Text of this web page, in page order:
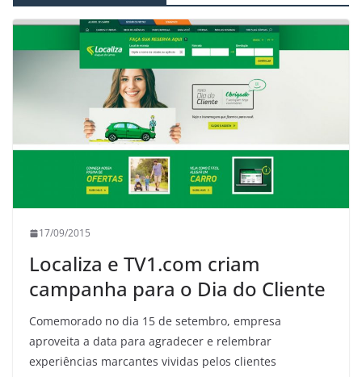
17/09/2015
Localiza e TV1.com criam
campanha para o Dia do Cliente
Comemorado no dia 15 de setembro, empresa
aproveita a data para agradecer e relembrar
experiências marcantes vividas pelos clientes